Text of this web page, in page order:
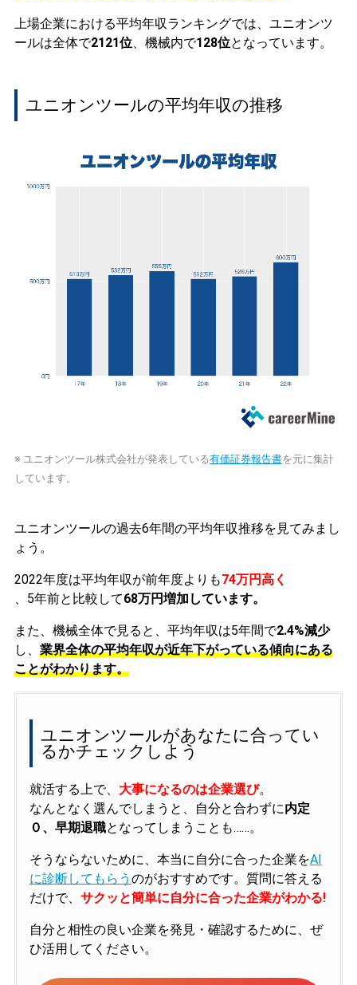
上場企業における平均年収ランキングでは、ユニオンツ
ールは全体で2121位、機械内で128位となっています。
ユニオンツールの平均年収の推移
※ ユニオンツール株式会社が発表している有価証券報告書を元に集計
しています。
ユニオンツールの過去6年間の平均年収推移を見てみまし
ょう。
2022年度は平均年収が前年度よりも74万円高く
、5年前と比較して68万円増加しています。
また、機械全体で見ると、平均年収は5年間で2.4%減少
し、 業界全体の平均年収が近年下がっている傾向にある
ことがわかります。
ユニオンツールがあなたに合ってい
るかチェックしよう
就活する上で、 大事になるのは企業選び。
なんとなく選んでしまうと、自分と合わずに内定
０、早期退職となってしまうことも……。
そうならないために、本当に自分に合った企業をAI
に診断してもらう のがおすすめです。質問に答える
だけで、 サクッと簡単に自分に合った企業がわかる!
自分と相性の良い企業を発見・確認するために、ぜ
ひ活用してください。